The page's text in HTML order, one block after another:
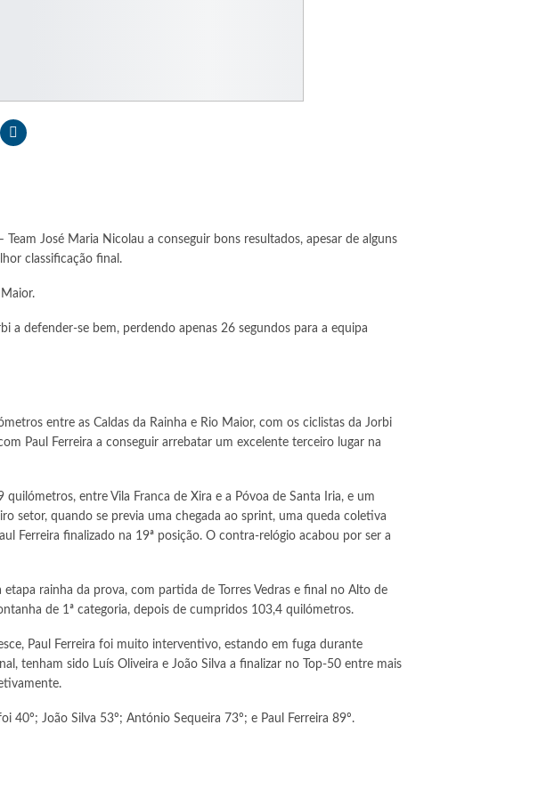
José Maria Nicolau a conseguir bons resultados, apesar de alguns
classificação final.
defender-se bem, perdendo apenas 26 segundos para a equipa
entre as Caldas da Rainha e Rio Maior, com os ciclistas da Jorbi
Paul Ferreira a conseguir arrebatar um excelente terceiro lugar na
entre Vila Franca de Xira e a Póvoa de Santa Iria, e um
setor, quando se previa uma chegada ao sprint, uma queda coletiva
Ferreira finalizado na 19ª posição. O contra-relógio acabou por ser a
etapa rainha da prova, com partida de Torres Vedras e final no Alto de
de 1ª categoria, depois de cumpridos 103,4 quilómetros.
Paul Ferreira foi muito interventivo, estando em fuga durante
tenham sido Luís Oliveira e João Silva a finalizar no Top-50 entre mais
40º; João Silva 53º; António Sequeira 73º; e Paul Ferreira 89º.